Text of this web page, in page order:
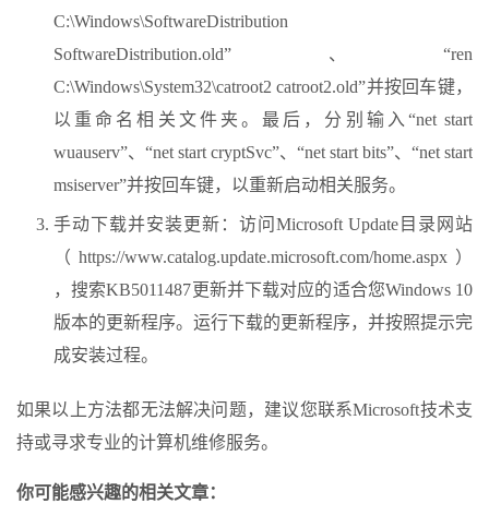
C:\Windows\SoftwareDistribution
SoftwareDistribution.old”、“ren
C:\Windows\System32\catroot2 catroot2.old”并按回车键，
以重命名相关文件夹。最后，分别输入“net start
wuauserv”、“net start cryptSvc”、“net start bits”、“net start
msiserver”并按回车键，以重新启动相关服务。
手动下载并安装更新：访问Microsoft Update目录网站
（https://www.catalog.update.microsoft.com/home.aspx）
，搜索KB5011487更新并下载对应的适合您Windows 10
版本的更新程序。运行下载的更新程序，并按照提示完
成安装过程。
如果以上方法都无法解决问题，建议您联系Microsoft技术支
持或寻求专业的计算机维修服务。
你可能感兴趣的相关文章：